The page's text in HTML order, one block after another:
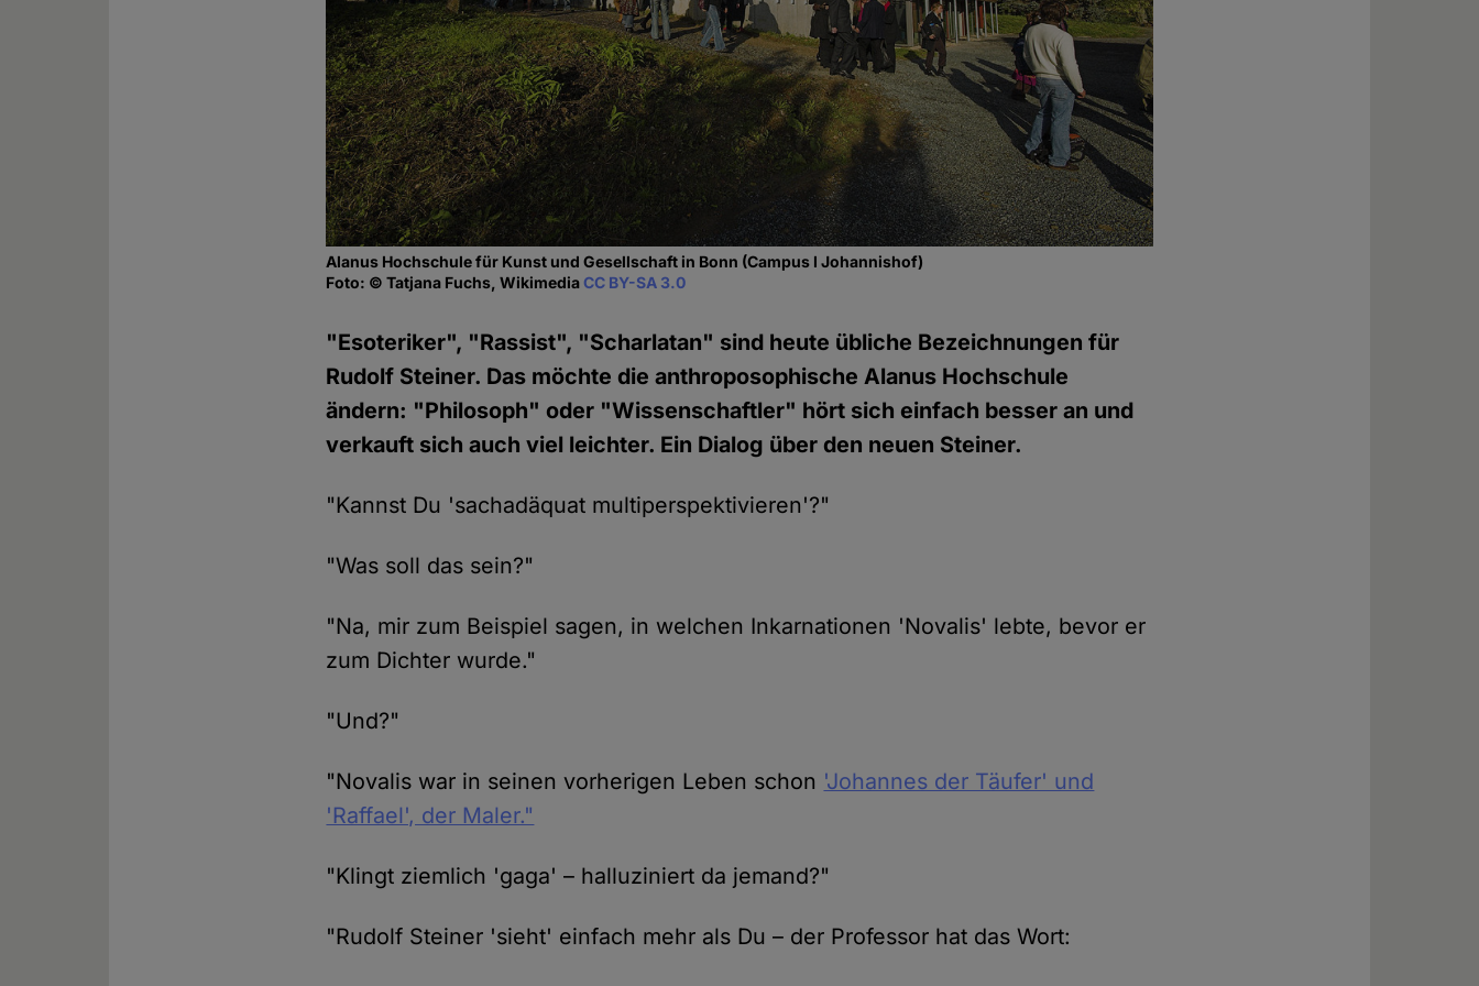
Alanus Hochschule für Kunst und Gesellschaft in Bonn (Campus I Johannishof)
Foto: © Tatjana Fuchs, WikimediaCC BY-SA 3.0
"Esoteriker", "Rassist", "Scharlatan" sind heute übliche Bezeichnungen für
Rudolf Steiner. Das möchte die anthroposophische Alanus Hochschule
ändern: "Philosoph" oder "Wissenschaftler" hört sich einfach besser an und
verkauft sich auch viel leichter. Ein Dialog über den neuen Steiner.
"Kannst Du 'sachadäquat multiperspektivieren'?"
"Was soll das sein?"
"Na, mir zum Beispiel sagen, in welchen Inkarnationen 'Novalis' lebte, bevor er
zum Dichter wurde."
"Und?"
"Novalis war in seinen vorherigen Leben schon 'Johannes der Täufer' und
'Raffael', der Maler."
"Klingt ziemlich 'gaga' – halluziniert da jemand?"
"Rudolf Steiner 'sieht' einfach mehr als Du – der Professor hat das Wort: